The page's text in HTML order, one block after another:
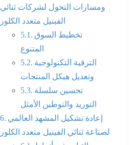
ومسارات التحول لشركات ثنائي
الفينيل متعدد الكلور
تخطيط السوق
المتنوع
الترقية التكنولوجية
وتعديل هيكل المنتجات
تحسين سلسلة
التوريد والتوطين الأمثل
إعادة تشكيل المشهد العالمي
لصناعة ثنائي الفينيل متعدد الكلور